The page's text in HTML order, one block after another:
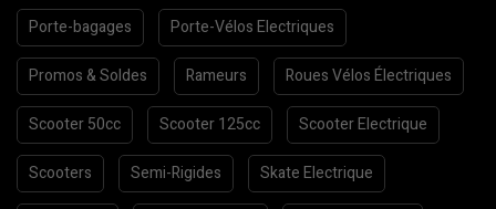
Porte-bagages Porte-Vélos Electriques
Promos & Soldes Rameurs Roues Vélos Électriques
Scooter 50cc Scooter 125cc Scooter Electrique
Scooters Semi-Rigides Skate Electrique